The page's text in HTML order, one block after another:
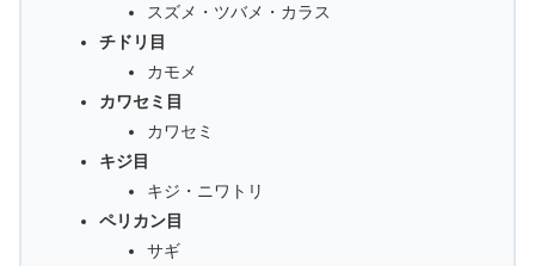
スズメ・ツバメ・カラス
チドリ目
カモメ
カワセミ目
カワセミ
キジ目
キジ・ニワトリ
ペリカン目
サギ